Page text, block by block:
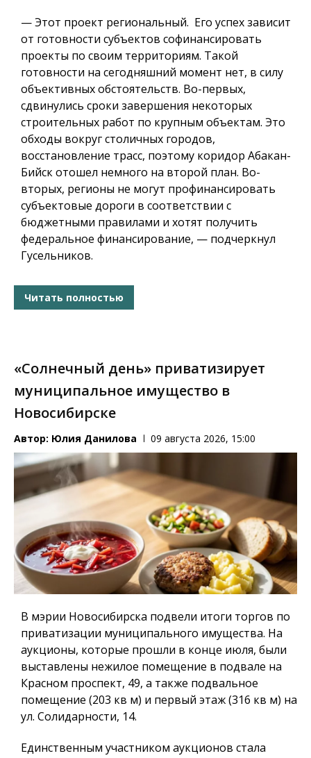
— Этот проект региональный. Его успех зависит
от готовности субъектов софинансировать
проекты по своим территориям. Такой
готовности на сегодняшний момент нет, в силу
объективных обстоятельств. Во-первых,
сдвинулись сроки завершения некоторых
строительных работ по крупным объектам. Это
обходы вокруг столичных городов,
восстановление трасс, поэтому коридор Абакан-
Бийск отошел немного на второй план. Во-
вторых, регионы не могут профинансировать
субъектовые дороги в соответствии с
бюджетными правилами и хотят получить
федеральное финансирование, — подчеркнул
Гусельников.
Читать полностью
«Солнечный день» приватизирует
муниципальное имущество в
Новосибирске
Автор: Юлия Данилова 09 августа 2026, 15:00
В мэрии Новосибирска подвели итоги торгов по
приватизации муниципального имущества. На
аукционы, которые прошли в конце июля, были
выставлены нежилое помещение в подвале на
Красном проспект, 49, а также подвальное
помещение (203 кв м) и первый этаж (316 кв м) на
ул. Солидарности, 14.
Единственным участником аукционов стала